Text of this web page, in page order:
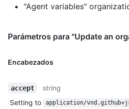
"Agent variables"
Parámetros para "Update an
Encabezados
accept
string
Setting to
application/